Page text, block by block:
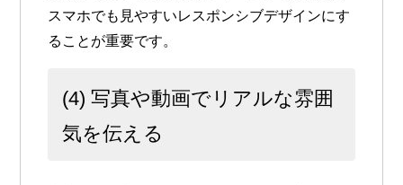
スマホでも見やすいレスポンシブデザインにす
ることが重要です。
(4) 写真や動画でリアルな雰囲
気を伝える